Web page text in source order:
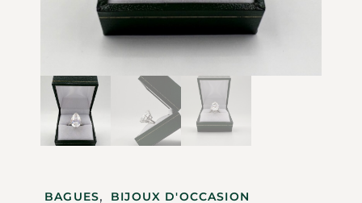
BAGUES, BIJOUX D'OCCASION